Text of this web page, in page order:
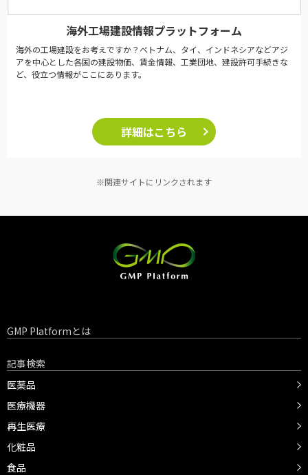
海外工場建設情報プラットフォーム
海外の工場建設をお考えですか？ベトナム、タイ、インドネシアなどアジ
アを中心とした各国の建設物価、賃金情報、工業団地、建設許可手続きな
ど、役立つ情報がここにあります。
詳細はこちら
※関連サイトにリンクされます
GMP Platformとは
記事検索
医薬品
医療機器
再生医療
化粧品
食品